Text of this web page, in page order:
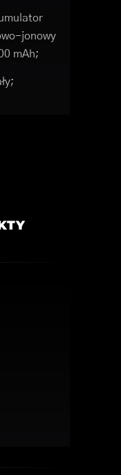
jonowy
mAh;